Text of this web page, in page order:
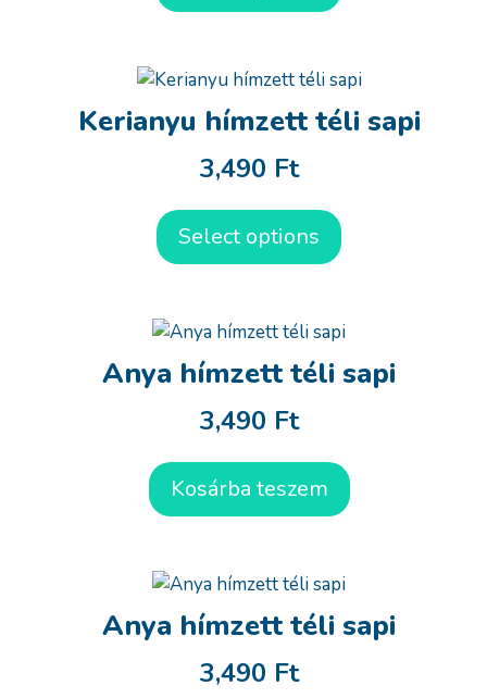
Kerianyu hímzett téli sapi
3,490 Ft
Select options
Anya hímzett téli sapi
3,490 Ft
Kosárba teszem
Anya hímzett téli sapi
3,490 Ft